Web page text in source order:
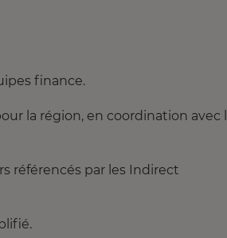
finance.
la région, en coordination avec
référencés par les Indirect